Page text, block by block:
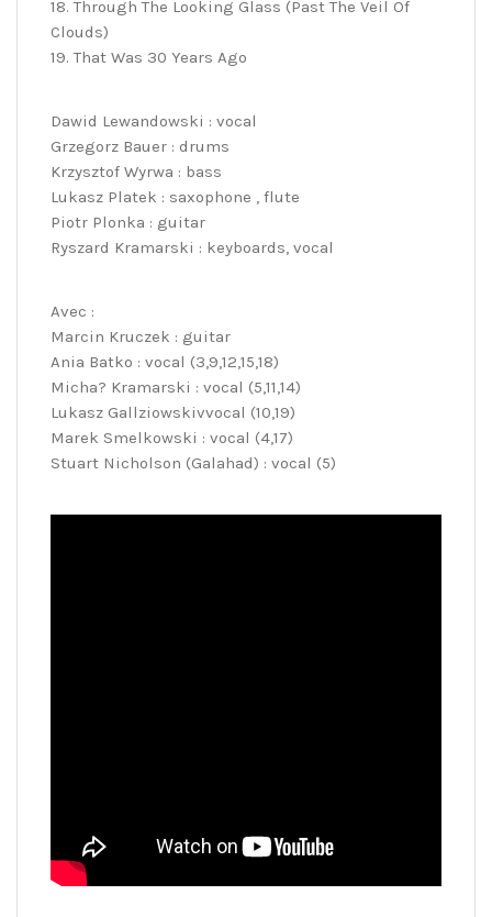
18. Through The Looking Glass (Past The Veil Of
Clouds)
19. That Was 30 Years Ago
Dawid Lewandowski : vocal
Grzegorz Bauer : drums
Krzysztof Wyrwa : bass
Lukasz Platek : saxophone , flute
Piotr Plonka : guitar
Ryszard Kramarski : keyboards, vocal
Avec :
Marcin Kruczek : guitar
Ania Batko : vocal (3,9,12,15,18)
Micha? Kramarski : vocal (5,11,14)
Lukasz Gallziowskivvocal (10,19)
Marek Smelkowski : vocal (4,17)
Stuart Nicholson (Galahad) : vocal (5)